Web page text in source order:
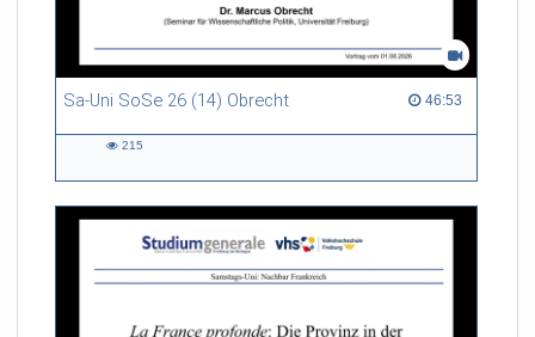
Sa-Uni SoSe 26 (14) Obrecht 46:53
46:53 duration
215